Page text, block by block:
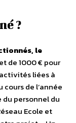
?
le
de 1000 € pour
liées à
de l’année
du personnel du
Ecole et